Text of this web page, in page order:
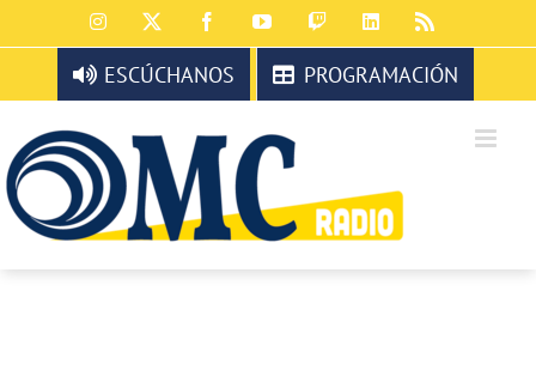
al
contenido
Instagram FacebookYouTubeTwitchLinkedIn
ESCÚCHANOS PROGRAMACIÓN